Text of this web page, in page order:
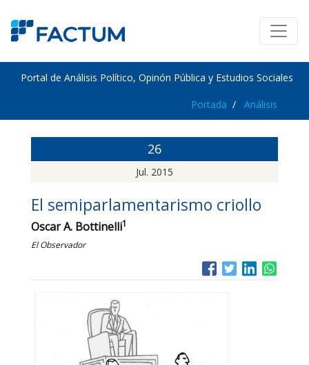
Portal de Análisis Político, Opinón Pública y Estudios Sociales
Portada Análisis
26
Jul. 2015
El semiparlamentarismo criollo
Oscar A. Bottinelli1
El Observador